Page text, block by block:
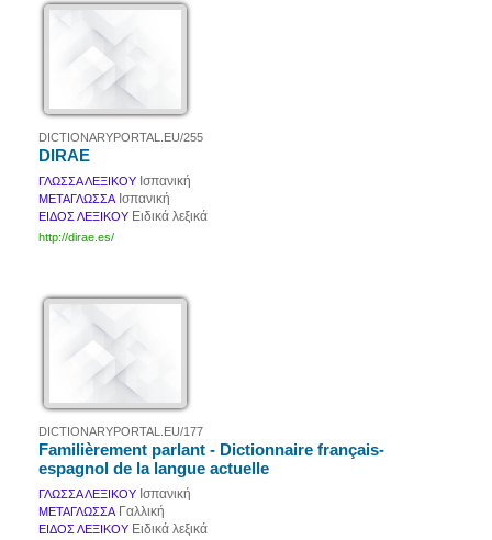
DICTIONARYPORTAL.EU/255
DIRAE
ΓΛΩΣΣΑ ΛΕΞΙΚΟΥ Ισπανική
ΜΕΤΑΓΛΩΣΣΑ Ισπανική
ΕΙΔΟΣ ΛΕΞΙΚΟΥ Ειδικά λεξικά
http://dirae.es/
DICTIONARYPORTAL.EU/177
Familièrement parlant - Dictionnaire français-
espagnol de la langue actuelle
ΓΛΩΣΣΑ ΛΕΞΙΚΟΥ Ισπανική
ΜΕΤΑΓΛΩΣΣΑ Γαλλική
ΕΙΔΟΣ ΛΕΞΙΚΟΥ Ειδικά λεξικά